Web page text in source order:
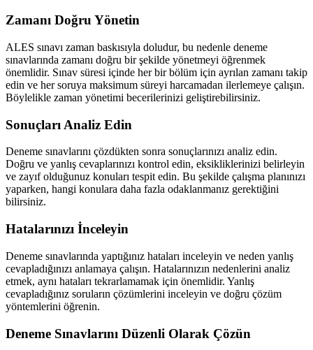
Zamanı Doğru Yönetin
ALES sınavı zaman baskısıyla doludur, bu nedenle deneme
sınavlarında zamanı doğru bir şekilde yönetmeyi öğrenmek
önemlidir. Sınav süresi içinde her bir bölüm için ayrılan zamanı takip
edin ve her soruya maksimum süreyi harcamadan ilerlemeye çalışın.
Böylelikle zaman yönetimi becerilerinizi geliştirebilirsiniz.
Sonuçları Analiz Edin
Deneme sınavlarını çözdükten sonra sonuçlarınızı analiz edin.
Doğru ve yanlış cevaplarınızı kontrol edin, eksikliklerinizi belirleyin
ve zayıf olduğunuz konuları tespit edin. Bu şekilde çalışma planınızı
yaparken, hangi konulara daha fazla odaklanmanız gerektiğini
bilirsiniz.
Hatalarınızı İnceleyin
Deneme sınavlarında yaptığınız hataları inceleyin ve neden yanlış
cevapladığınızı anlamaya çalışın. Hatalarınızın nedenlerini analiz
etmek, aynı hataları tekrarlamamak için önemlidir. Yanlış
cevapladığınız soruların çözümlerini inceleyin ve doğru çözüm
yöntemlerini öğrenin.
Deneme Sınavlarını Düzenli Olarak Çözün